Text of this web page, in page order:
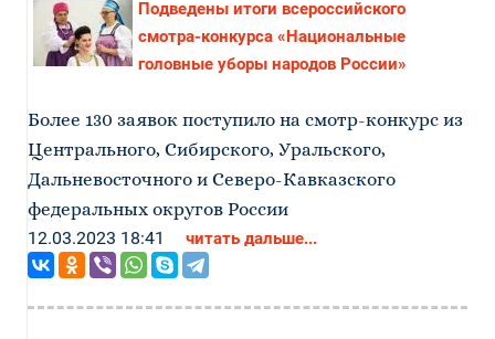
Подведены итоги всероссийского
смотра-конкурса «Национальные
головные уборы народов России»
Более 130 заявок поступило на смотр-конкурс из
Центрального, Сибирского, Уральского,
Дальневосточного и Северо-Кавказского
федеральных округов России
12.03.2023 18:41 читать дальше...